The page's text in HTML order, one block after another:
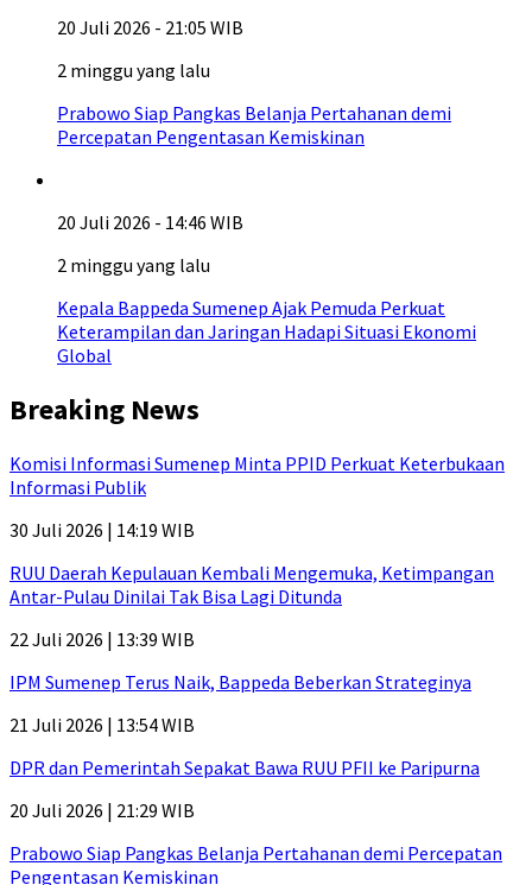
20 Juli 2026 - 21:05 WIB
2 minggu yang lalu
Prabowo Siap Pangkas Belanja Pertahanan demi
Percepatan Pengentasan Kemiskinan
20 Juli 2026 - 14:46 WIB
2 minggu yang lalu
Kepala Bappeda Sumenep Ajak Pemuda Perkuat
Keterampilan dan Jaringan Hadapi Situasi Ekonomi
Global
Breaking News
Komisi Informasi Sumenep Minta PPID Perkuat Keterbukaan
Informasi Publik
30 Juli 2026 | 14:19 WIB
RUU Daerah Kepulauan Kembali Mengemuka, Ketimpangan
Antar-Pulau Dinilai Tak Bisa Lagi Ditunda
22 Juli 2026 | 13:39 WIB
IPM Sumenep Terus Naik, Bappeda Beberkan Strateginya
21 Juli 2026 | 13:54 WIB
DPR dan Pemerintah Sepakat Bawa RUU PFII ke Paripurna
20 Juli 2026 | 21:29 WIB
Prabowo Siap Pangkas Belanja Pertahanan demi Percepatan
Pengentasan Kemiskinan